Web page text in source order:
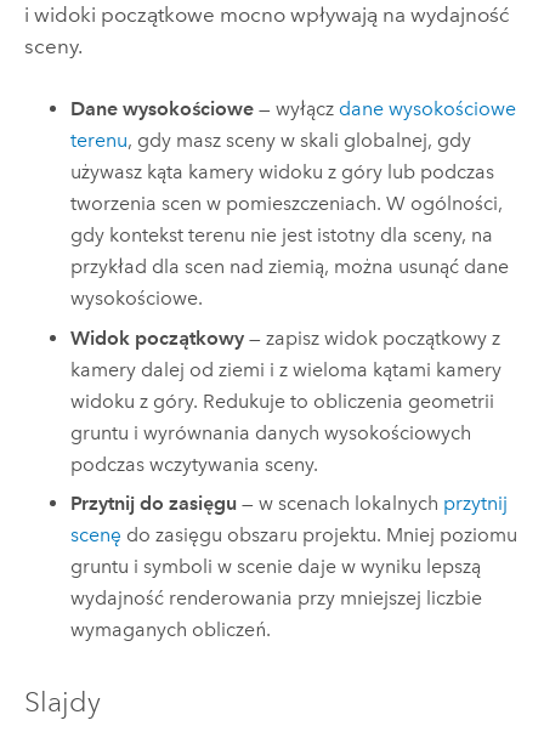
i widoki początkowe mocno wpływają na wydajność
sceny.
Dane wysokościowe — wyłącz dane wysokościowe
terenu, gdy masz sceny w skali globalnej, gdy
używasz kąta kamery widoku z góry lub podczas
tworzenia scen w pomieszczeniach. W ogólności,
gdy kontekst terenu nie jest istotny dla sceny, na
przykład dla scen nad ziemią, można usunąć dane
wysokościowe.
Widok początkowy — zapisz widok początkowy z
kamery dalej od ziemi i z wieloma kątami kamery
widoku z góry. Redukuje to obliczenia geometrii
gruntu i wyrównania danych wysokościowych
podczas wczytywania sceny.
Przytnij do zasięgu — w scenach lokalnych przytnij
scenę do zasięgu obszaru projektu. Mniej poziomu
gruntu i symboli w scenie daje w wyniku lepszą
wydajność renderowania przy mniejszej liczbie
wymaganych obliczeń.
Slajdy